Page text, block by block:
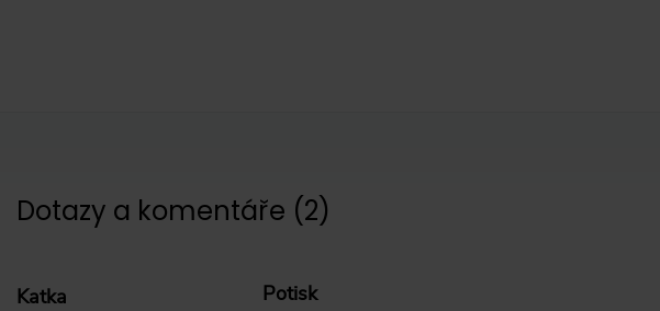
Dotazy a komentáře (2)
Katka Potisk